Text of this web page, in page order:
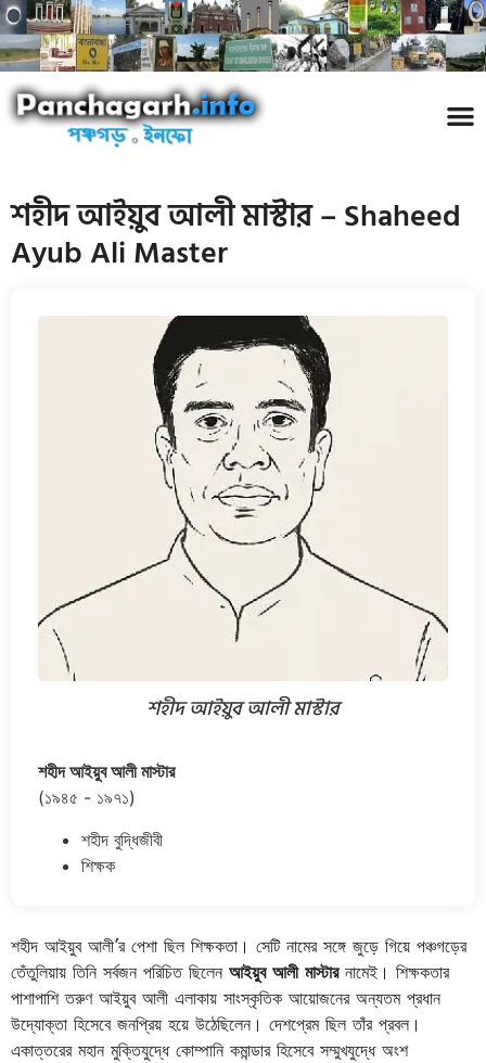
শহীদ আইয়ুব আলী মাস্টার – Shaheed
Ayub Ali Master
শহীদ আইয়ুব আলী’র পেশা ছিল শিক্ষকতা। সেটি নামের সঙ্গে জুড়ে গিয়ে পঞ্চগড়ের
তেঁতুলিয়ায় তিনি সর্বজন পরিচিত ছিলেন আইয়ুব আলী মাস্টারনামেই। শিক্ষকতার
পাশাপাশি তরুণ আইয়ুব আলী এলাকায় সাংস্কৃতিক আয়োজনের অন্যতম প্রধান
উদ্যোক্তা হিসেবে জনপ্রিয় হয়ে উঠেছিলেন। দেশপ্রেম ছিল তাঁর প্রবল।
একাত্তরের মহান মুক্তিযুদ্ধে কোম্পানি কমান্ডার হিসেবে সম্মুখযুদ্ধে অংশ
শহীদ আইয়ুব আলী মাস্টার
শহীদ আইয়ুব আলী মাস্টার
(১৯৪৫ - ১৯৭১)
শহীদ বুদ্ধিজীবী
শিক্ষক